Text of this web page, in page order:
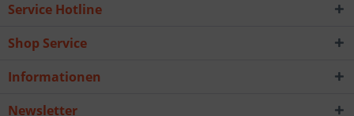
Service Hotline
Shop Service
Informationen
Newsletter